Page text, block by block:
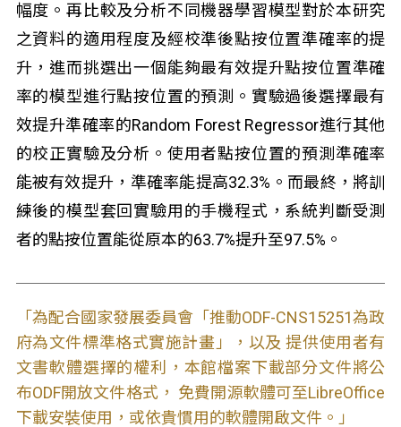
幅度。再比較及分析不同機器學習模型對於本研究
之資料的適用程度及經校準後點按位置準確率的提
升，進而挑選出一個能夠最有效提升點按位置準確
率的模型進行點按位置的預測。實驗過後選擇最有
效提升準確率的Random Forest Regressor進行其他
的校正實驗及分析。使用者點按位置的預測準確率
能被有效提升，準確率能提高32.3%。而最終，將訓
練後的模型套回實驗用的手機程式，系統判斷受測
者的點按位置能從原本的63.7%提升至97.5%。
「為配合國家發展委員會「推動ODF-CNS15251為政
府為文件標準格式實施計畫」，以及 提供使用者有
文書軟體選擇的權利，本館檔案下載部分文件將公
布ODF開放文件格式， 免費開源軟體可至LibreOffice
下載安裝使用，或依貴慣用的軟體開啟文件。」